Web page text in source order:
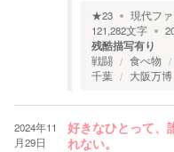
★23 現代フ
121,282文字
残酷描写有り
戦闘 食べ物
千葉
大阪万博
2024年11
月29日
好きなひとって、
れない。